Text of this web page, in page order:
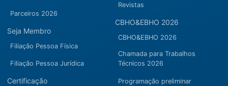
Parceiros 2026
Seja Membro
Filiação Pessoa Física
Filiação Pessoa Jurídica
Certificação
Revistas
CBHO&EBHO 2026
CBHO&EBHO 2026
Chamada para Trabalhos
Técnicos 2026
Programação preliminar